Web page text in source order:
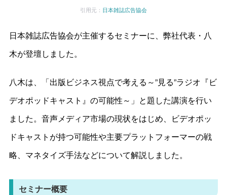
引用元： 日本雑誌広告協会
日本雑誌広告協会が主催するセミナーに、弊社代表・八
木が登壇しました。
八木は、「出版ビジネス視点で考える～”見る”ラジオ『ビ
デオポッドキャスト』の可能性～」と題した講演を行い
ました。音声メディア市場の現状をはじめ、ビデオポッ
ドキャストが持つ可能性や主要プラットフォーマーの戦
略、マネタイズ手法などについて解説しました。
セミナー概要